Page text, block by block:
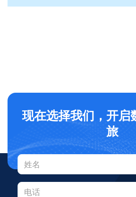
现在选择我们，开启
旅